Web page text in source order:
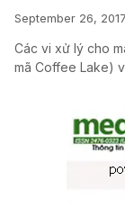
September 26, 2017
Các vi xử lý cho
mã Coffee Lake)